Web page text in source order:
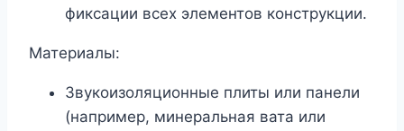
фиксации всех элементов конструкции.
Материалы:
Звукоизоляционные плиты или панели
(например, минеральная вата или